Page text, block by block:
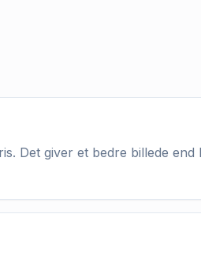
Det giver et bedre billede end